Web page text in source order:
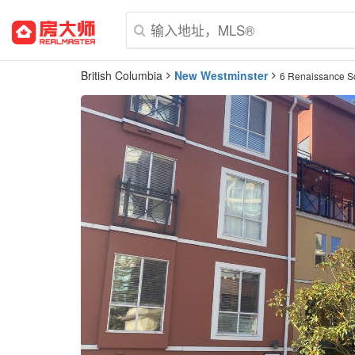
British Columbia New Westminster 6 Renaissance